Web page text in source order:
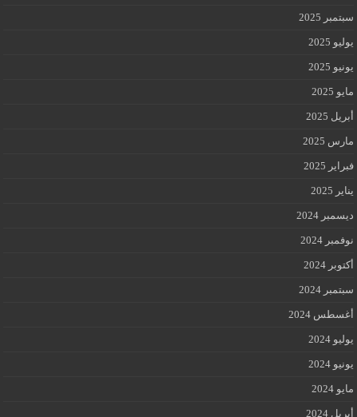
سبتمبر 2025
يوليو 2025
يونيو 2025
مايو 2025
أبريل 2025
مارس 2025
فبراير 2025
يناير 2025
ديسمبر 2024
نوفمبر 2024
أكتوبر 2024
سبتمبر 2024
أغسطس 2024
يوليو 2024
يونيو 2024
مايو 2024
أبريل 2024